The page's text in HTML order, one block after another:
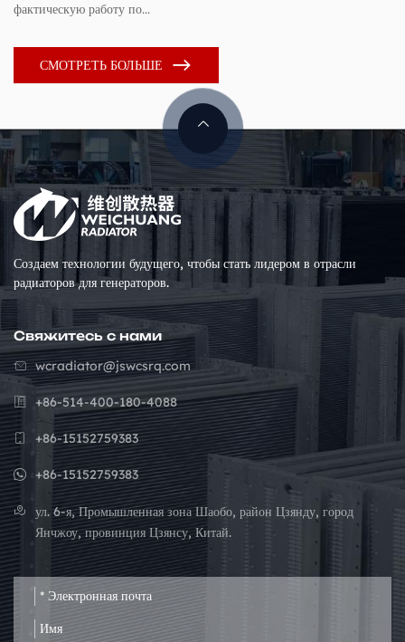
фактическую работу по...
СМОТРЕТЬ БОЛЬШЕ
Создаем технологии будущего, чтобы стать лидером в отрасли
радиаторов для генераторов.
Свяжитесь с нами
wcradiator@jswcsrq.com
+86-514-400-180-4088
+86-15152759383
+86-15152759383
ул. 6-я, Промышленная зона Шаобо, район Цзянду, город
Янчжоу, провинция Цзянсу, Китай.